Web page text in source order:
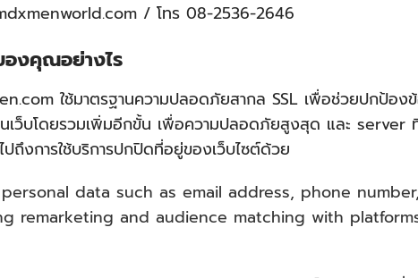
/ โทร 08-2536-2646
องคุณอย่างไร
ใช้มาตรฐานความปลอดภัยสากล SSL เพื่อช่วยปกป้อ
ว็บโดยรวมเพิ่มอีกขั้น เพื่อความปลอดภัยสูงสุด และ server ที่
ถึงการใช้บริการปกปิดที่อยู่ของเว็บไซต์ด้วย
data such as email address, phone
remarketing and audience matching with